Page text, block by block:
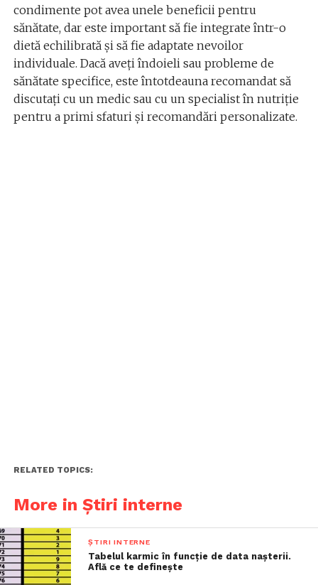
condimente pot avea unele beneficii pentru
sănătate, dar este important să fie integrate într-o
dietă echilibrată și să fie adaptate nevoilor
individuale. Dacă aveți îndoieli sau probleme de
sănătate specifice, este întotdeauna recomandat să
discutați cu un medic sau cu un specialist în nutriție
pentru a primi sfaturi și recomandări personalizate.
RELATED TOPICS:
More in Știri interne
ȘTIRI INTERNE
Tabelul karmic în funcție de data nașterii.
Află ce te definește